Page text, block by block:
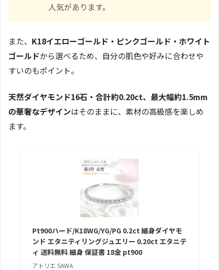
人気があります。
また、 K18イエローゴールド・ピンクゴールド・ホワイト
ゴールドから選べるため、自分の肌色や好みに合わせや
すいのもポイント。
天然ダイヤモンド16石・合計約0.20ct、最大幅約1.5mm
の華奢なデザインはそのままに、素材の高級感を楽しめ
ます。
Pt900ハード/K18WG/YG/PG 0.2ct 細身ダイヤモ
ンド エタニティリングジュエリー 0.20ct エタニテ
ィ 送料無料 細身 保証書 18金 pt900
アトリエ SAWA